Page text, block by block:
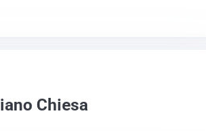
Chiesa